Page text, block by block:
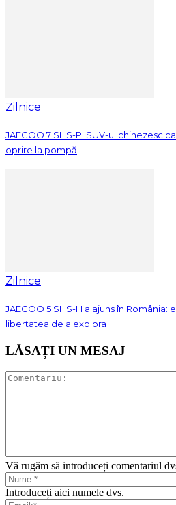
Zilnice
JAECOO 7 SHS-P: SUV-ul chinezesc
oprire la pompă
Zilnice
JAECOO 5 SHS-H a ajuns în
libertatea de a explora
LĂSAȚI UN MESAJ
Vă rugăm să introduceți comentariul
Introduceți aici numele dvs.